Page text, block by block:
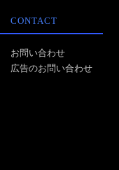
CONTACT
お問い合わせ
広告のお問い合わせ